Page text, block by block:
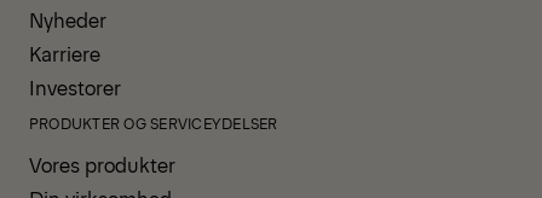
Nyheder
Karriere
Investorer
PRODUKTER OG SERVICEYDELSER
Vores produkter